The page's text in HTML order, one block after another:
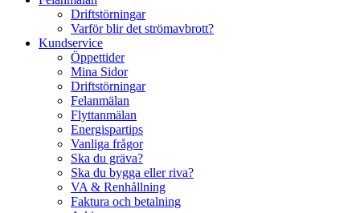
Driftstörningar
Varför blir det strömavbrott?
Kundservice
Öppettider
Mina Sidor
Driftstörningar
Felanmälan
Flyttanmälan
Energispartips
Vanliga frågor
Ska du gräva?
Ska du bygga eller riva?
VA & Renhållning
Faktura och betalning